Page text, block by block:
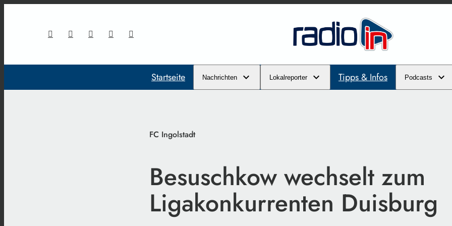
Startseite Nachrichten Lokalreporter Tipps & Infos Podcasts
FC Ingolstadt
Besuschkow wechselt zum
Ligakonkurrenten Duisburg